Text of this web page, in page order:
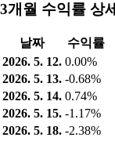
3개월 수익률 상세
날짜
수익률
2026. 5. 12. 0.00%
2026. 5. 13. -0.68%
2026. 5. 14. 0.74%
2026. 5. 15. -1.17%
2026. 5. 18. -2.38%